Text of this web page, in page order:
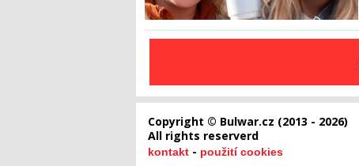
Copyright © Bulwar.cz (2013 - 2026)
All rights reserverd
kontakt - použití cookies